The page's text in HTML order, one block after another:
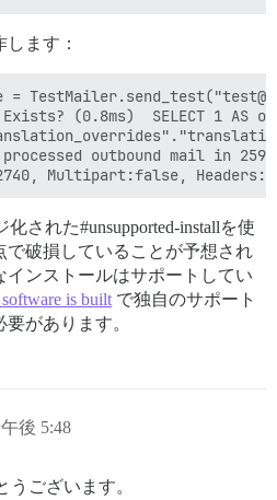
ます：
=
(0.8ms)  SELECT 1 AS
outbound mail in
された#unsupported-installを使
で破損していることが予想され
インストールはサポートしてい
is builtで独自のサポート
があります。
後 5:48
うございます。